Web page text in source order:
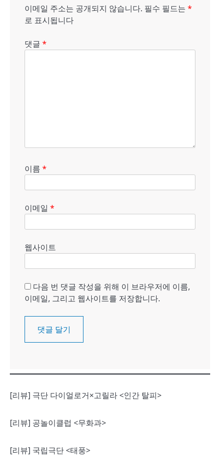
이메일 주소는 공개되지 않습니다. 필수 필드는 *
로 표시됩니다
댓글 *
이름 *
이메일 *
웹사이트
다음 번 댓글 작성을 위해 이 브라우저에 이름,
이메일, 그리고 웹사이트를 저장합니다.
[리뷰] 극단 다이얼로거×고릴라 <인간 탈피>
[리뷰] 공놀이클럽 <무화과>
[리뷰] 국립극단 <태풍>